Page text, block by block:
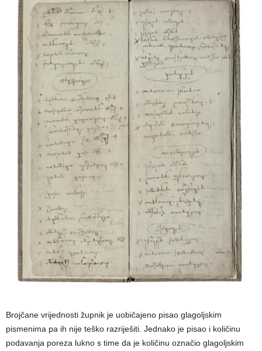
Brojčane vrijednosti župnik je uobičajeno pisao glagoljskim
pismenima pa ih nije teško razriješiti. Jednako je pisao i količinu
podavanja poreza lukno s time da je količinu označio glagoljskim